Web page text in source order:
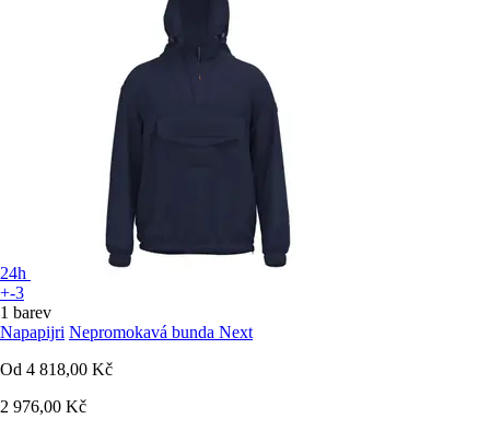
24h
+-3
1 barev
Napapijri Nepromokavá bunda Next
Od 4 818,00 Kč
2 976,00 Kč